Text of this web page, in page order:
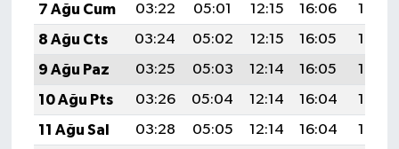
7 Ağu Cum
03:22 05:01 12:15 16:06
19:19
8 Ağu Cts
03:24 05:02 12:15 16:05
19:17
9 Ağu Paz
03:25 05:03 12:14 16:05
19:16
10 Ağu Pts
03:26 05:04 12:14 16:04
19:15
11 Ağu Sal
03:28 05:05 12:14 16:04
19:14